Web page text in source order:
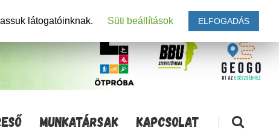
MUNKATÁRSAK KAPCSOLAT |
látogatóinknak. Süti beállítások ELFOGADÁS